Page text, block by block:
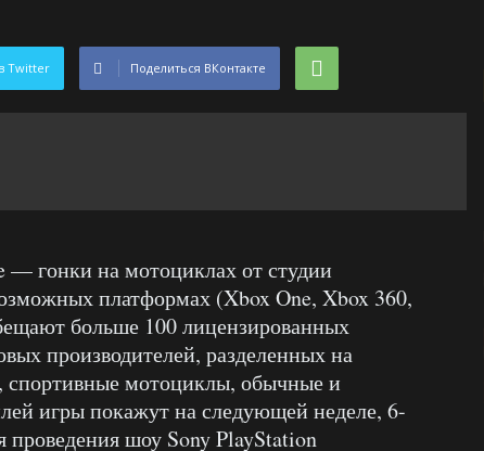
Twitter Поделиться ВКонтакте
— гонки на мотоциклах от студии
платформах (Xbox One, Xbox 360,
больше 100 лицензированных
производителей, разделенных на
спортивные мотоциклы, обычные и
игры покажут на следующей неделе, 6-
проведения шоу Sony PlayStation